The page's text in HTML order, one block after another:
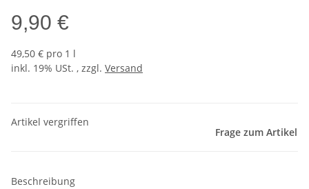
9,90 €
49,50 € pro 1 l
inkl. 19% USt. , zzgl. Versand
Artikel vergriffen
Frage zum Artikel
Beschreibung